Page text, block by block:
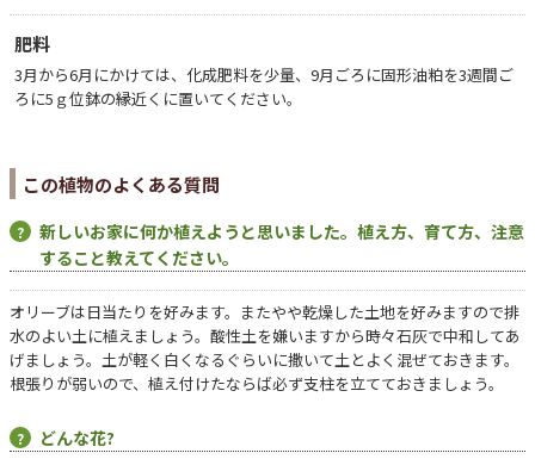
肥料
3月から6月にかけては、化成肥料を少量、9月ごろに固形油粕を3週間ご
ろに5ｇ位鉢の縁近くに置いてください。
この植物のよくある質問
新しいお家に何か植えようと思いました。植え方、育て方、注意
すること教えてください。
オリーブは日当たりを好みます。またやや乾燥した土地を好みますので排
水のよい土に植えましょう。酸性土を嫌いますから時々石灰で中和してあ
げましょう。土が軽く白くなるぐらいに撒いて土とよく混ぜておきます。
根張りが弱いので、植え付けたならば必ず支柱を立てておきましょう。
どんな花?